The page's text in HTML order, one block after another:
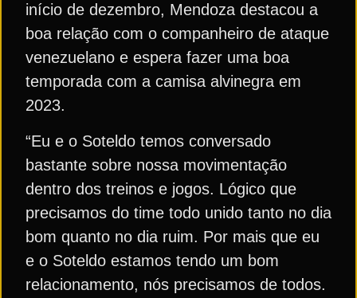
início de dezembro, Mendoza destacou a
boa relação com o companheiro de ataque
venezuelano e espera fazer uma boa
temporada com a camisa alvinegra em
2023.
“Eu e o Soteldo temos conversado
bastante sobre nossa movimentação
dentro dos treinos e jogos. Lógico que
precisamos do time todo unido tanto no dia
bom quanto no dia ruim. Por mais que eu
e o Soteldo estamos tendo um bom
relacionamento, nós precisamos de todos.